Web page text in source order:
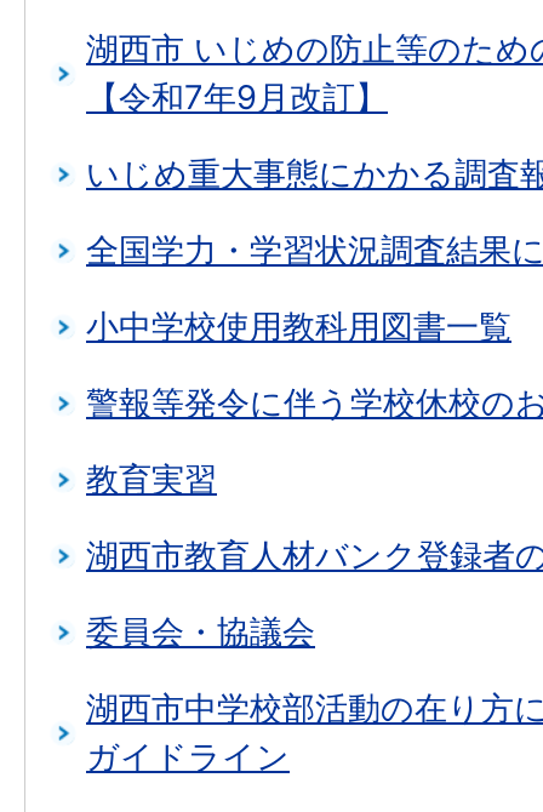
湖西市 いじめの防止等のため
【令和7年9月改訂】
いじめ重大事態にかかる調査
全国学力・学習状況調査結果
小中学校使用教科用図書一覧
警報等発令に伴う学校休校の
教育実習
湖西市教育人材バンク登録者
委員会・協議会
湖西市中学校部活動の在り方
ガイドライン